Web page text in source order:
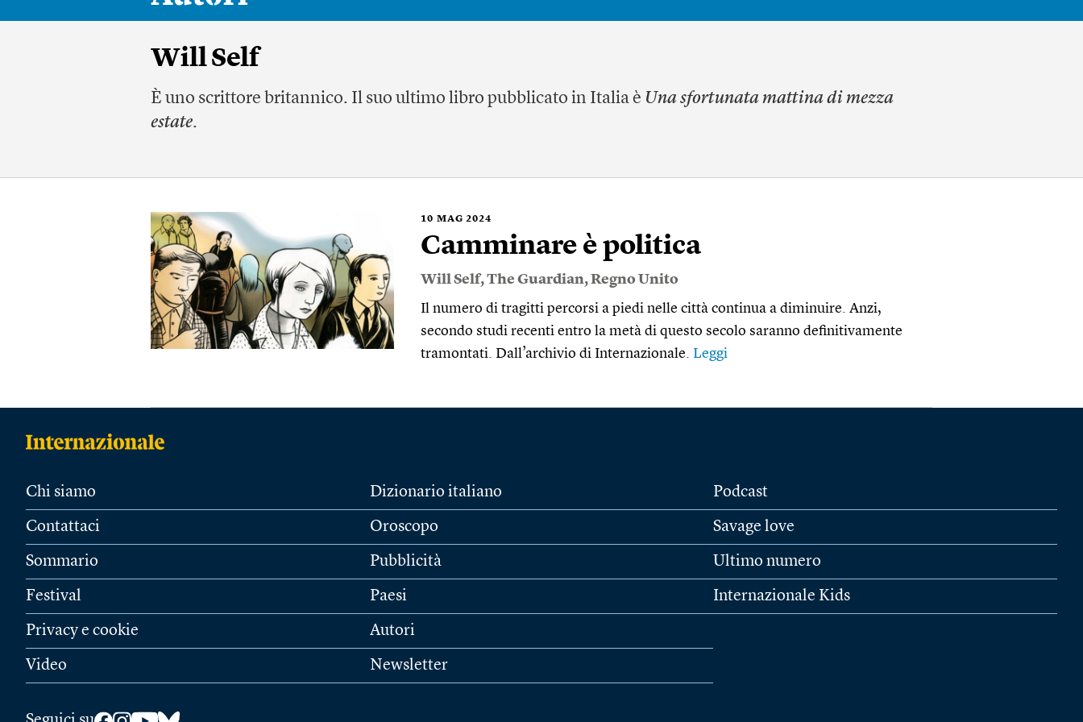
Will Self
È uno scrittore britannico. Il suo ultimo libro pubblicato in Italia è Una sfortunata mattina di mezza
estate.
10 MAG 2024
Camminare è politica
Will Self,The Guardian,Regno Unito
Il numero di tragitti percorsi a piedi nelle città continua a diminuire. Anzi,
secondo studi recenti entro la metà di questo secolo saranno definitivamente
tramontati. Dall’archivio di Internazionale. Leggi
Chi siamo
Contattaci
Sommario
Festival
Privacy e cookie
Video
Dizionario italiano
Oroscopo
Pubblicità
Paesi
Autori
Newsletter
Podcast
Savage love
Ultimo numero
Internazionale Kids